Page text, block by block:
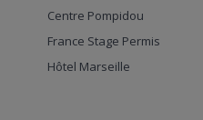
Centre Pompidou
France Stage Permis
Hôtel Marseille